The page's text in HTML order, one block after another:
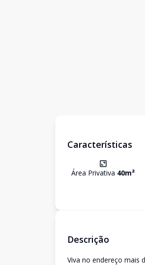
Características
Área Privativa 40m²
Descrição
Viva no endereço mais